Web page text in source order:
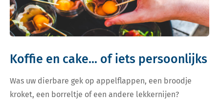
Koffie en cake... of iets persoonlijks
Was uw dierbare gek op appelflappen, een broodje
kroket, een borreltje of een andere lekkernijen?